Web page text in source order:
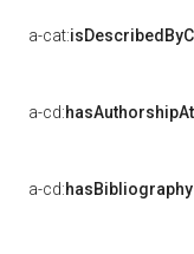
a-cat:
a-cd:
a-cd:hasBibliography